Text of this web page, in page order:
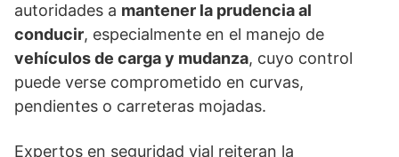
autoridades a mantener la prudencia al
conducir, especialmente en el manejo de
vehículos de carga y mudanza, cuyo control
puede verse comprometido en curvas,
pendientes o carreteras mojadas.
Expertos en seguridad vial reiteran la